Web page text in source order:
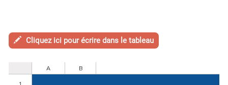
Cliquez ici pour écrire dans le tableau